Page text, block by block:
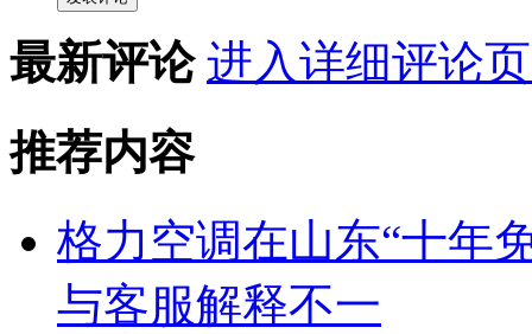
最新评论 进入详细评论
推荐内容
格力空调在山东“十年
与客服解释不一